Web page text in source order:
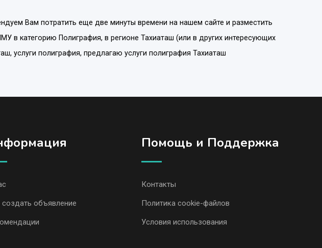
Вам потратить еще две минуты времени на нашем сайте и разместить
в категорию Полиграфия, в регионе Тахиаташ (или в других интересующих
услуги полиграфия, предлагаю услуги полиграфия Тахиаташ
создать объявление
Помощь и Поддержка
Контакты
Политика cookie-файлов
Условия использования